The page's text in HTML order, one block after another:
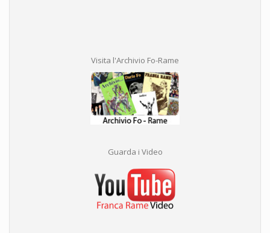
Visita l'Archivio Fo-Rame
Guarda i Video